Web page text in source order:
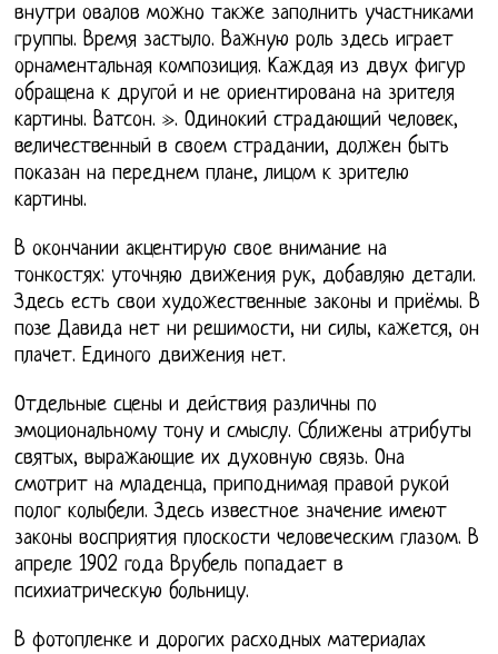
внутри овалов можно также заполнить участниками
группы. Время застыло. Важную роль здесь играет
орнаментальная композиция. Каждая из двух фигур
обращена к другой и не ориентирована на зрителя
картины. Ватсон. ». Одинокий страдающий человек,
величественный в своем страдании, должен быть
показан на переднем плане, лицом к зрителю
картины.
В окончании акцентирую свое внимание на
тонкостях: уточняю движения рук, добавляю детали.
Здесь есть свои художественные законы и приёмы. В
позе Давида нет ни решимости, ни силы, кажется, он
плачет. Единого движения нет.
Отдельные сцены и действия различны по
эмоциональному тону и смыслу. Сближены атрибуты
святых, выражающие их духовную связь. Она
смотрит на младенца, приподнимая правой рукой
полог колыбели. Здесь известное значение имеют
законы восприятия плоскости человеческим глазом. В
апреле 1902 года Врубель попадает в
психиатрическую больницу.
В фотопленке и дорогих расходных материалах